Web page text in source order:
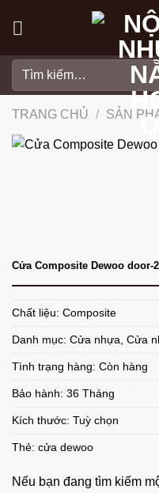
kiếm:
TRANG CHỦ / SẢN
Cửa Composite Dewoo door-
Chất liệu: Composite
Danh mục: Cửa nhựa Cửa
Tình trạng hàng: Còn hàng
Bảo hành: 36 Tháng
Kích thước: Tuỳ chọn
Thẻ: cửa dewoo
Nếu bạn đang tìm kiếm